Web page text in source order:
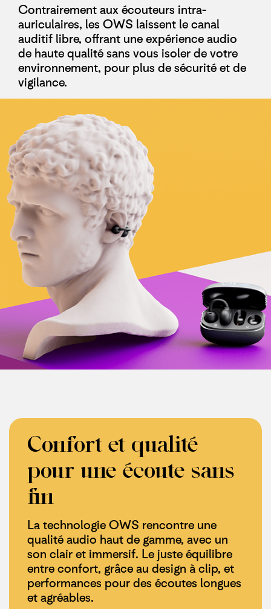
Contrairement aux écouteurs intra-
auriculaires, les OWS laissent le canal
auditif libre, offrant une expérience audio
de haute qualité sans vous isoler de votre
environnement, pour plus de sécurité et de
vigilance.
Confort et qualité
pour une écoute sans
fin
La technologie OWS rencontre une
qualité audio haut de gamme, avec un
son clair et immersif. Le juste équilibre
entre confort, grâce au design à clip, et
performances pour des écoutes longues
et agréables.